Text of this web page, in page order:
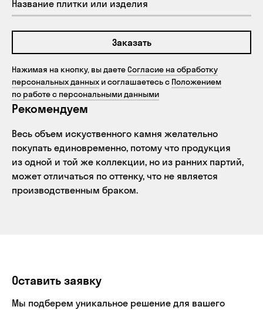
Заказать
Нажимая на кнопку, вы даетеСогласие на обработку
персональных данных и соглашаетесь с Положением
по работе с персональными данными
Рекомендуем
Весь объем искуственного камня желательно
покупать единовременно, потому что продукция
из одной и той же коллекции, но из ранних партий,
может отличаться по оттенку, что не является
производственным браком.
Оставить заявку
Мы подберем уникальное решение для вашего